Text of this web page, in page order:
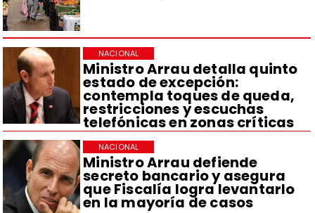
Ministro Arrau detalla quinto
estado de excepción:
contempla toques de queda,
restricciones y escuchas
telefónicas en zonas críticas
NACIONAL
Ministro Arrau defiende
secreto bancario y asegura
que Fiscalía logra levantarlo
en la mayoría de casos
NACIONAL